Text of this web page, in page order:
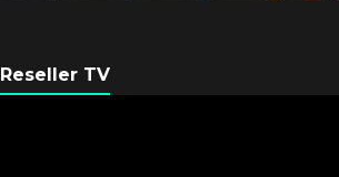
Reseller TV